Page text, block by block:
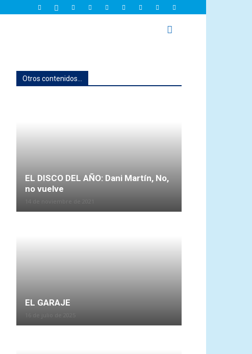
Otros contenidos...
EL DISCO DEL AÑO: Dani Martín, No,
no vuelve
EL GARAJE